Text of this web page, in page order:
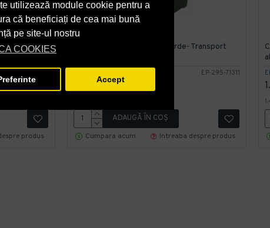
utilizează module cookie pentru a
că beneficiați de cea mai bună
pe site-ul nostru
COOKIES
Accept
produs
EP-295-71311
Pubela HDPE CLD 240L verde- Transport
238,70 lei + TVA
ADAUGĂ ÎN COŞ
Cumpara acum
Intreaba despre produs